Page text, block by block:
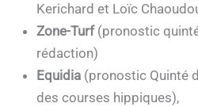
Kerichard et Loïc
Zone-Turf(pronostic
rédaction)
Equidia (pronostic Quinté
des courses hippiques),